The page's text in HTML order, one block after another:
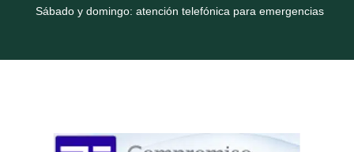
Sábado y domingo: atención telefónica para emergencias